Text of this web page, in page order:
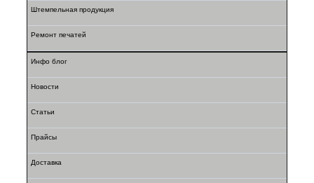
Штемпельная продукция
Ремонт печатей
Инфо блог
Новости
Статьи
Прайсы
Доставка